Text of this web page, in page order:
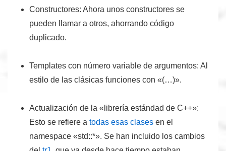
Constructores: Ahora unos constructores se
pueden llamar a otros, ahorrando código
duplicado.
Templates con número variable de argumentos: Al
estilo de las clásicas funciones con «(…)».
Actualización de la «librería estándad de C++»:
Esto se refiere a todas esas clases en el
namespace «std::*». Se han incluido los cambios